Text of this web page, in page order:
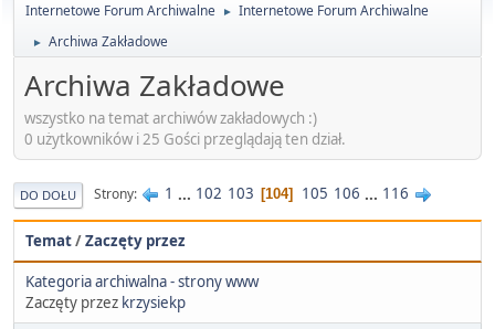
Internetowe Forum Archiwalne ► Internetowe Forum Archiwalne
► Archiwa Zakładowe
Archiwa Zakładowe
wszystko na temat archiwów zakładowych :)
0 użytkowników i 25 Gości przeglądają ten dział.
DO DOŁU Strony 1 ... 102 103 104 105 106 ... 116
Temat/Zaczęty przez
Kategoria archiwalna - strony www
Zaczęty przez krzysiekp